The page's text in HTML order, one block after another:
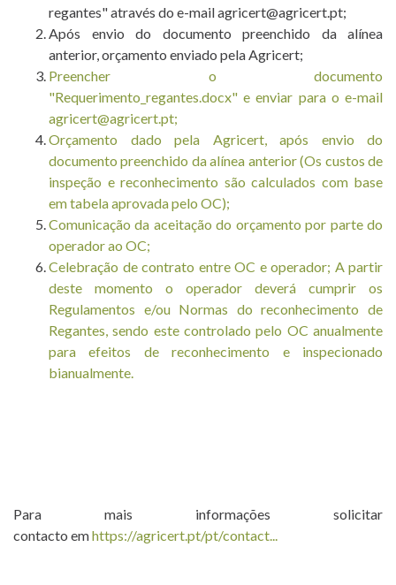
regantes" através do e-mail agricert@agricert.pt;
Após envio do documento preenchido da alínea
anterior, orçamento enviado pela Agricert;
Preencher o documento
"Requerimento_regantes.docx" e enviar para o e-mail
agricert@agricert.pt;
Orçamento dado pela Agricert, após envio do
documento preenchido da alínea anterior (Os custos de
inspeção e reconhecimento são calculados com base
em tabela aprovada pelo OC);
Comunicação da aceitação do orçamento por parte do
operador ao OC;
Celebração de contrato entre OC e operador; A partir
deste momento o operador deverá cumprir os
Regulamentos e/ou Normas do reconhecimento de
Regantes, sendo este controlado pelo OC anualmente
para efeitos de reconhecimento e inspecionado
bianualmente.
Para mais informações solicitar
contacto emhttps://agricert.pt/pt/contact...